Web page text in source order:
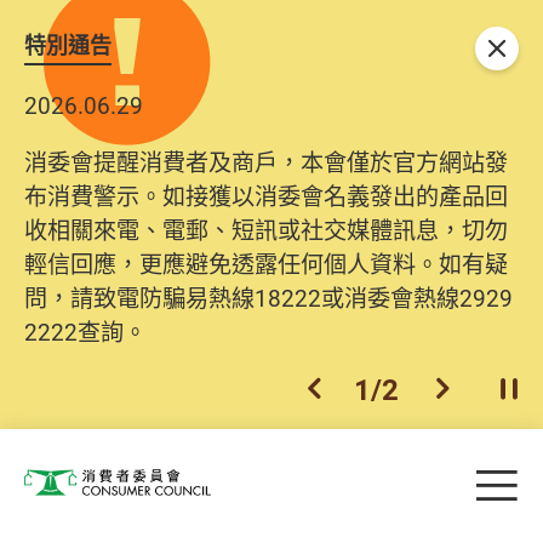
特別通告
2026.06.29
消委會提醒消費者及商戶，本會僅於官方網站發
布消費警示。如接獲以消委會名義發出的產品回
收相關來電、電郵、短訊或社交媒體訊息，切勿
輕信回應，更應避免透露任何個人資料。如有疑
問，請致電防騙易熱線18222或消委會熱線2929
2222查詢。
上一個
1/2 下一個開
關閉
消費者委員會 目